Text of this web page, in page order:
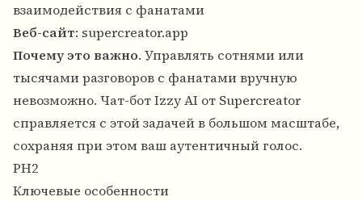
взаимодействия с фанатами
Веб-сайт: supercreator.app
Почему это важно. Управлять сотнями или
тысячами разговоров с фанатами вручную
невозможно. Чат-бот Izzy AI от Supercreator
справляется с этой задачей в большом масштабе,
сохраняя при этом ваш аутентичный голос.
PH2
Ключевые особенности